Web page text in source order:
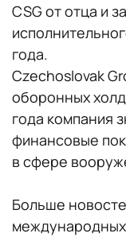
CSG от отца и
года.
Czechoslovak
оборонных
года компания
финансовые
в сфере
Больше